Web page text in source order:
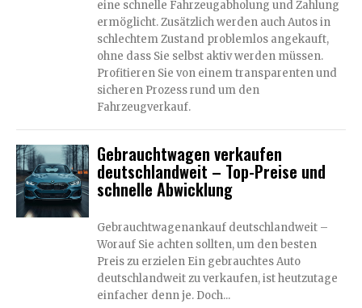
eine schnelle Fahrzeugabholung und Zahlung
ermöglicht. Zusätzlich werden auch Autos in
schlechtem Zustand problemlos angekauft,
ohne dass Sie selbst aktiv werden müssen.
Profitieren Sie von einem transparenten und
sicheren Prozess rund um den
Fahrzeugverkauf.
Gebrauchtwagen verkaufen
deutschlandweit – Top-Preise und
schnelle Abwicklung
Gebrauchtwagenankauf deutschlandweit –
Worauf Sie achten sollten, um den besten
Preis zu erzielen Ein gebrauchtes Auto
deutschlandweit zu verkaufen, ist heutzutage
einfacher denn je. Doch...